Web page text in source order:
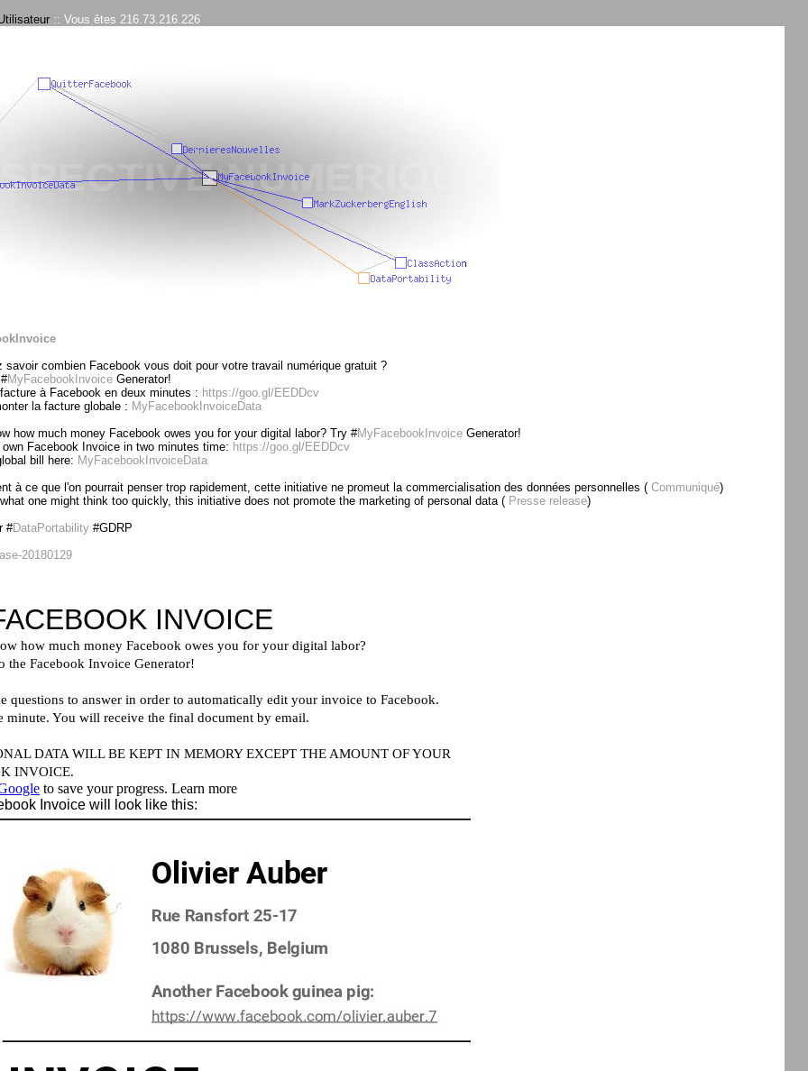
:: Vous êtes 216.73.216.226
savoir combien Facebook vous doit pour votre travail numérique gratuit ?
MyFacebookInvoiceGenerator!
à Facebook en deux minutes : https://goo.gl/EEDDcv
la facture globale : MyFacebookInvoiceData
how much money Facebook owes you for your digital labor? Try #MyFacebookInvoiceGenerator!
own Facebook Invoice in two minutes time: https://goo.gl/EEDDcv
bill here: MyFacebookInvoiceData
à ce que l'on pourrait penser trop rapidement, cette initiative ne promeut la commercialisation des données personnelles (Communiqué)
one might think too quickly, this initiative does not promote the marketing of personal data (Presse release)
#DataPortability#GDRP
20180129